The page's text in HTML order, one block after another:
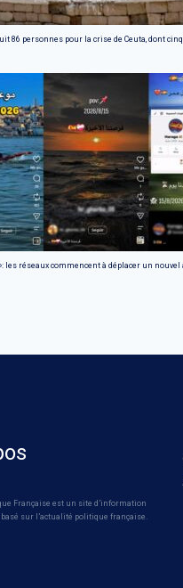
86 personnes pour la crise de Ceuta, dont
les réseaux commencent à déplacer un
Française est un site d’information
sur l’actualité politique française.